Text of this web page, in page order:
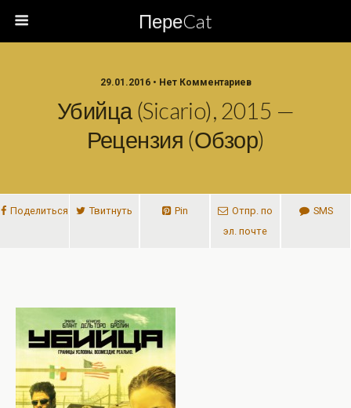
ПереCat
29.01.2016 • Нет Комментариев
Убийца (Sicario), 2015 —
Рецензия (обзор)
Поделиться Твитнуть Pin
Отпр. по
эл. почте
SMS